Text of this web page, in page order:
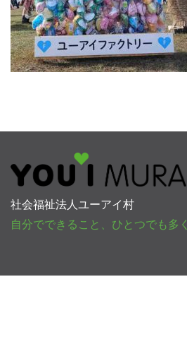
社会福祉法人ユーアイ村
自分でできること、ひとつでも多く